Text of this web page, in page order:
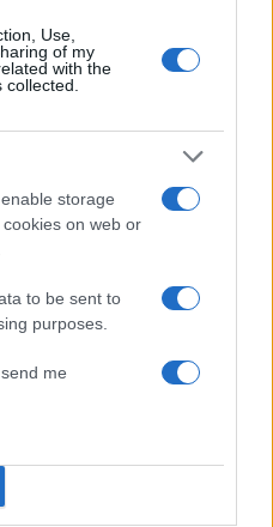
Use,
of my
with the
storage
on web or
to be sent to
purposes.
me
ευχήθηκε για τη
«Δεκαπέντε
υπομονή και αγάπη»
Στο Αποτεφρωτήριο
χαίρε» στον Έλληνα
που έπεσε στην
το θαύμα
έχω δει στη ζωή
πώς έγινε
«Λογαριασμός» που
Λιόλιου
κατέγραψε τη